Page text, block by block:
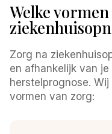
Welke
Zorg na
en afhankelijk van
herstelprognose.
vormen van zorg: